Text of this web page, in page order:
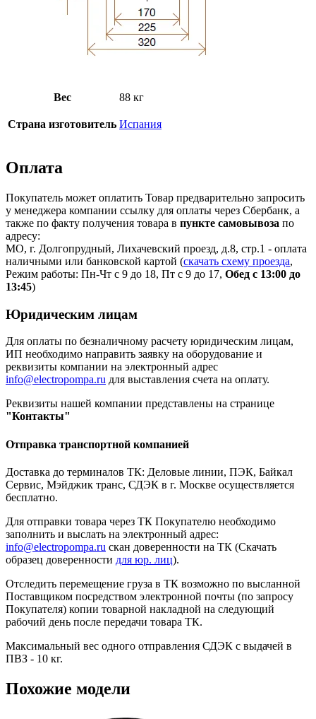
Вес 88 кг
Страна изготовитель Испания
Оплата
Покупатель может оплатить Товар предварительно запросить
у менеджера компании ссылку для оплаты через Сбербанк, а
также по факту получения товара в пункте самовывоза по
адресу:
МО, г. Долгопрудный, Лихачевский проезд, д.8, стр.1 - оплата
наличными или банковской картой (скачать схему проезда,
Режим работы: Пн-Чт с 9 до 18, Пт с 9 до 17, Обед с 13:00 до
13:45)
Юридическим лицам
Для оплаты по безналичному расчету юридическим лицам,
ИП необходимо направить заявку на оборудование и
реквизиты компании на электронный адрес
info@electropompa.ru для выставления счета на оплату.
Реквизиты нашей компании представлены на странице
"Контакты"
Отправка транспортной компанией
Доставка до терминалов ТК: Деловые линии, ПЭК, Байкал
Сервис, Мэйджик транс, СДЭК в г. Москве осуществляется
бесплатно.
Для отправки товара через ТК Покупателю необходимо
заполнить и выслать на электронный адрес:
info@electropompa.ru скан доверенности на ТК (Скачать
образец доверенности для юр. лиц).
Отследить перемещение груза в ТК возможно по высланной
Поставщиком посредством электронной почты (по запросу
Покупателя) копии товарной накладной на следующий
рабочий день после передачи товара ТК.
Максимальный вес одного отправления СДЭК с выдачей в
ПВЗ - 10 кг.
Похожие модели